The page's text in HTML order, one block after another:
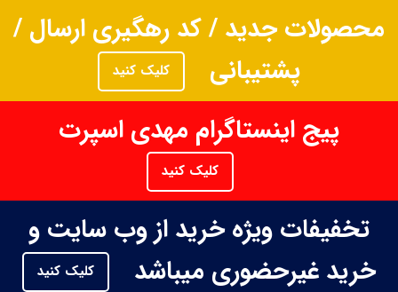
محصولات جدید / کد رهگیری ارسال /
پشتیبانی
کلیک کنید
پیج اینستاگرام مهدی اسپرت
کلیک کنید
تخفیفات ویژه خرید از وب سایت و
خرید غیرحضوری میباشد
کلیک کنید